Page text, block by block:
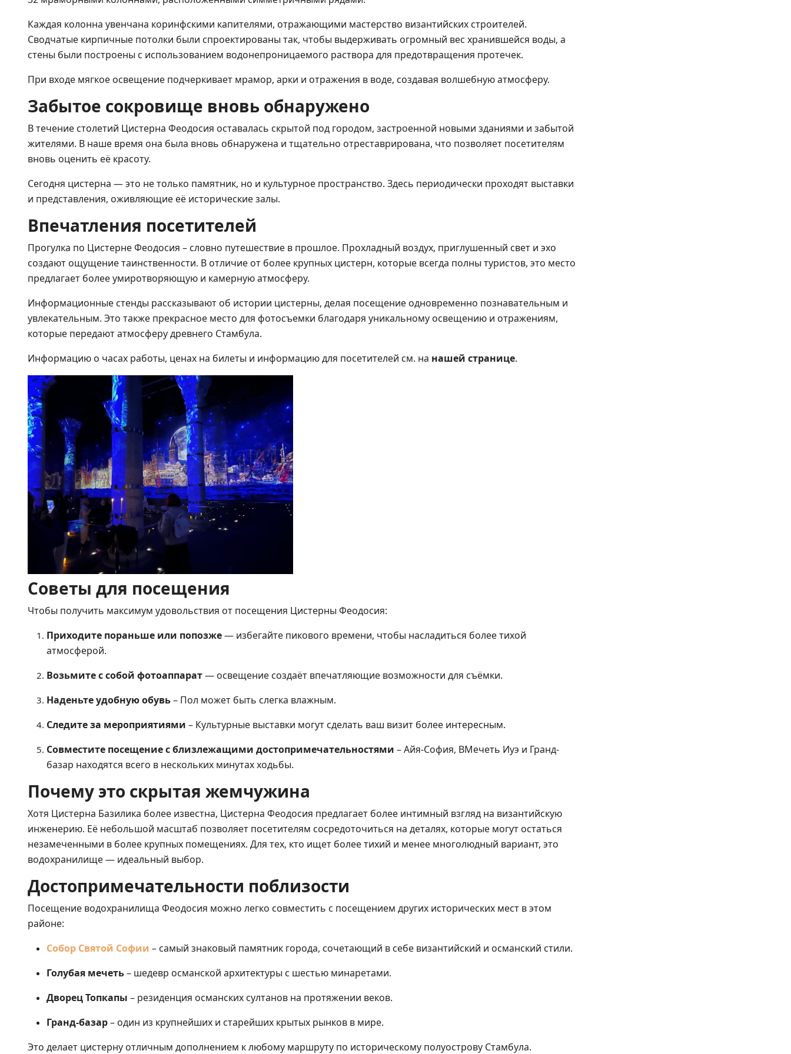
Каждая колонна увенчана коринфскими капителями, отражающими мастерство византийских строителей.
Сводчатые кирпичные потолки были спроектированы так, чтобы выдерживать огромный вес хранившейся воды, а
стены были построены с использованием водонепроницаемого раствора для предотвращения протечек.
При входе мягкое освещение подчеркивает мрамор, арки и отражения в воде, создавая волшебную атмосферу.
Забытое сокровище вновь обнаружено
В течение столетий Цистерна Феодосия оставалась скрытой под городом, застроенной новыми зданиями и забытой
жителями. В наше время она была вновь обнаружена и тщательно отреставрирована, что позволяет посетителям
вновь оценить её красоту.
Сегодня цистерна — это не только памятник, но и культурное пространство. Здесь периодически проходят выставки
и представления, оживляющие её исторические залы.
Впечатления посетителей
Прогулка по Цистерне Феодосия – словно путешествие в прошлое. Прохладный воздух, приглушенный свет и эхо
создают ощущение таинственности. В отличие от более крупных цистерн, которые всегда полны туристов, это место
предлагает более умиротворяющую и камерную атмосферу.
Информационные стенды рассказывают об истории цистерны, делая посещение одновременно познавательным и
увлекательным. Это также прекрасное место для фотосъемки благодаря уникальному освещению и отражениям,
которые передают атмосферу древнего Стамбула.
Информацию о часах работы, ценах на билеты и информацию для посетителей см. на нашей странице.
Советы для посещения
Чтобы получить максимум удовольствия от посещения Цистерны Феодосия:
Приходите пораньше или попозже— избегайте пикового времени, чтобы насладиться более тихой
атмосферой.
Возьмите с собой фотоаппарат— освещение создаёт впечатляющие возможности для съёмки.
Наденьте удобную обувь– Пол может быть слегка влажным.
Следите за мероприятиями – Культурные выставки могут сделать ваш визит более интересным.
Совместите посещение с близлежащими достопримечательностями – Айя-София, BМечеть Иуэ и Гранд-
базар находятся всего в нескольких минутах ходьбы.
Почему это скрытая жемчужина
Хотя Цистерна Базилика более известна, Цистерна Феодосия предлагает более интимный взгляд на византийскую
инженерию. Её небольшой масштаб позволяет посетителям сосредоточиться на деталях, которые могут остаться
незамеченными в более крупных помещениях. Для тех, кто ищет более тихий и менее многолюдный вариант, это
водохранилище — идеальный выбор.
Достопримечательности поблизости
Посещение водохранилища Феодосия можно легко совместить с посещением других исторических мест в этом
районе:
Собор Святой Софии – самый знаковый памятник города, сочетающий в себе византийский и османский стили.
Голубая мечеть– шедевр османской архитектуры с шестью минаретами.
Дворец Топкапы – резиденция османских султанов на протяжении веков.
Гранд-базар– один из крупнейших и старейших крытых рынков в мире.
Это делает цистерну отличным дополнением к любому маршруту по историческому полуострову Стамбула.